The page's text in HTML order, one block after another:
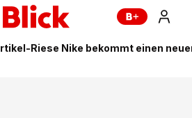
Riese Nike bekommt einen